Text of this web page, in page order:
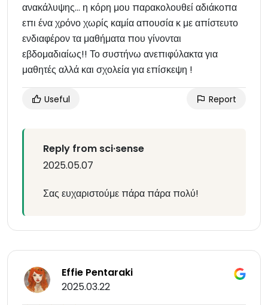
ανακάλυψης… η κόρη μου παρακολουθεί αδιάκοπα
επι ένα χρόνο χωρίς καμία απουσία κ με απίστευτο
ενδιαφέρον τα μαθήματα που γίνονται
εβδομαδιαίως!! Το συστήνω ανεπιφύλακτα για
μαθητές αλλά και σχολεία για επίσκεψη !
Useful Report
Reply from sci·sense
2025.05.07
Σας ευχαριστούμε πάρα πάρα πολύ!
Effie Pentaraki
2025.03.22